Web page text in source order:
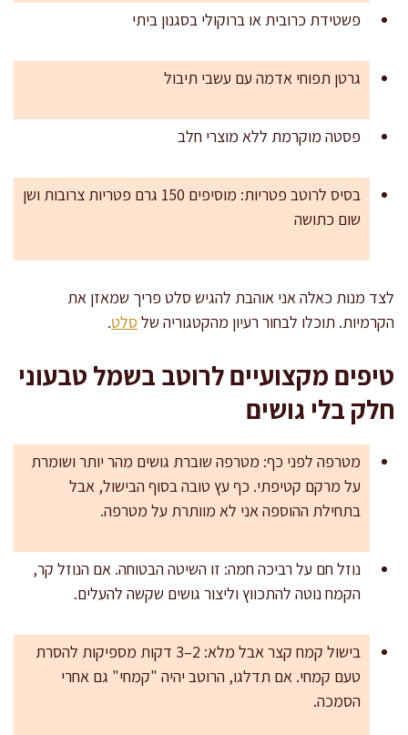
פשטידת כרובית או ברוקולי בסגנון ביתי
גרטן תפוחי אדמה עם עשבי תיבול
פסטה מוקרמת ללא מוצרי חלב
בסיס לרוטב פטריות: מוסיפים 150 גרם פטריות צרובות ושן
שום כתושה
לצד מנות כאלה אני אוהבת להגיש סלט פריך שמאזן את
הקרמיות. תוכלו לבחור רעיון מהקטגוריה של סלט.
טיפים מקצועיים לרוטב בשמל טבעוני
חלק בלי גושים
מטרפה לפני כף: מטרפה שוברת גושים מהר יותר ושומרת
על מרקם קטיפתי. כף עץ טובה בסוף הבישול, אבל
בתחילת ההוספה אני לא מוותרת על מטרפה.
נוזל חם על רביכה חמה: זו השיטה הבטוחה. אם הנוזל קר,
הקמח נוטה להתכווץ וליצור גושים שקשה להעלים.
בישול קמח קצר אבל מלא: 2–3 דקות מספיקות להסרת
טעם קמחי. אם תדלגו, הרוטב יהיה "קמחי" גם אחרי
הסמכה.